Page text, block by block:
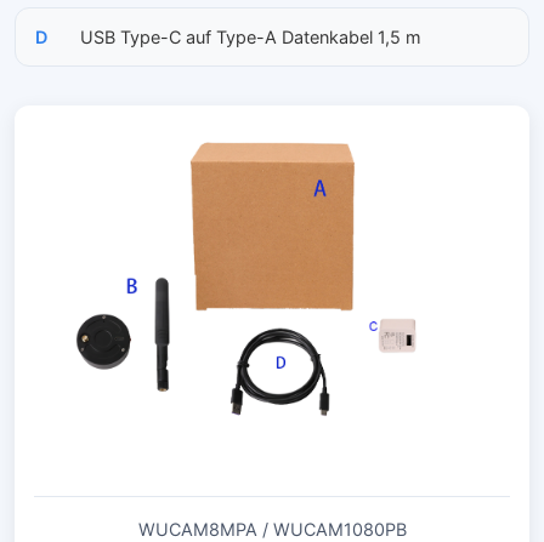
D USB Type-C auf Type-A Datenkabel 1,5 m
WUCAM8MPA / WUCAM1080PB